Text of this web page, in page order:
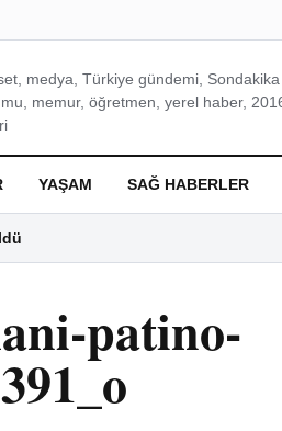
medya, Türkiye gündemi,
memur, öğretmen, yerel haber,
YAŞAM SAĞ HABERLER
patino-